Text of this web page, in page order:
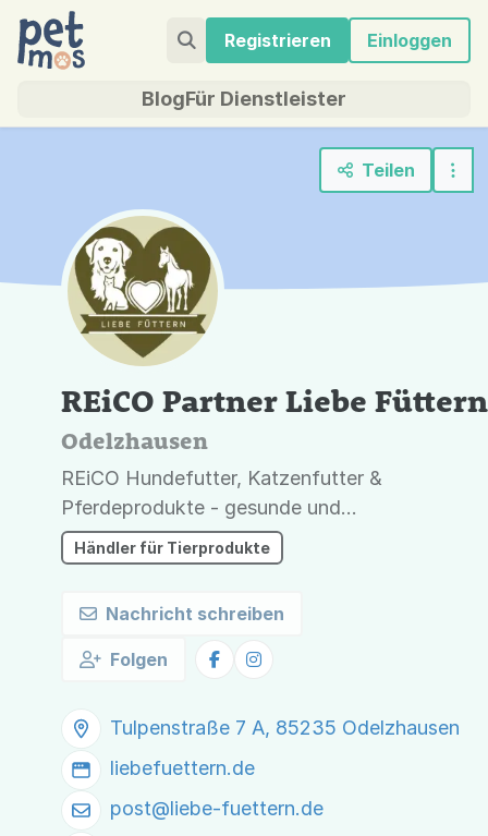
Registrieren Einloggen
BlogFür Dienstleister
Teilen
REiCO Partner Liebe Füttern
Odelzhausen
REiCO Hundefutter, Katzenfutter &
Pferdeprodukte - gesunde und
artgerechte Tiernahrung aus
Deutschland Willkommen bei Ihrem
Händler für Tierprodukte
Nachricht schreiben
Folgen
Tulpenstraße 7 A, 85235 Odelzhausen
liebefuettern.de
post@liebe-fuettern.de